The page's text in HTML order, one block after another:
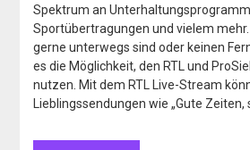
Spektrum an
Sportübertragungen und vielem mehr.
gerne unterwegs sind oder keinen
es die Möglichkeit, den RTL und
nutzen. Mit dem RTL Live-Stream
Lieblingssendungen wie „Gute Zeiten,